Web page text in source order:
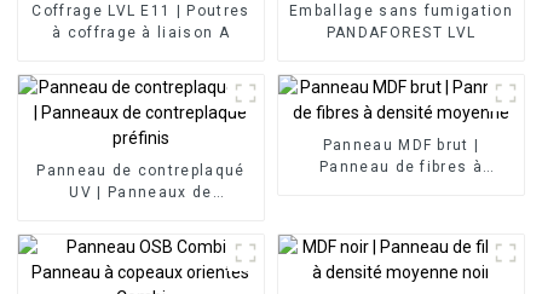
Coffrage LVL E11 | Poutres
à coffrage à liaison A
Emballage sans fumigation
PANDAFOREST LVL
Panneau de contreplaqué
UV | Panneaux de
Panneau MDF brut |
Panneau de fibres à